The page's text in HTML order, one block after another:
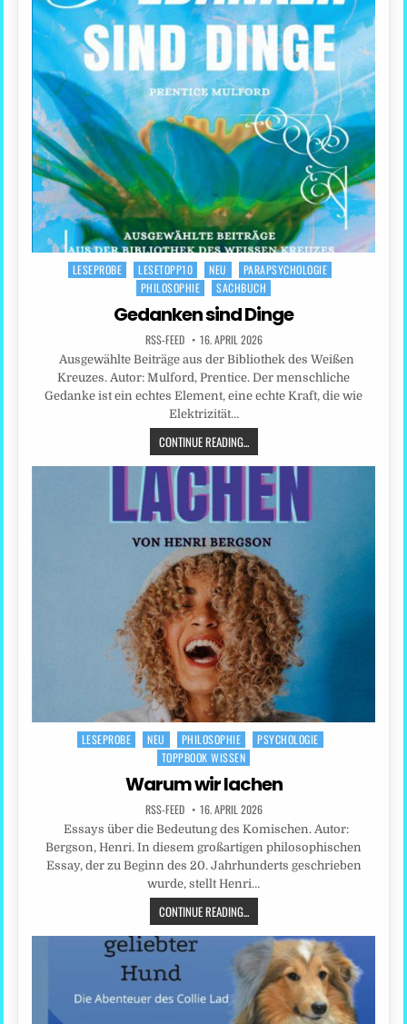
Posted
LESEPROBE LESETOPP10 NEU
PARAPSYCHOLOGIE
PHILOSOPHIE
SACHBUCH
Gedanken sind Dinge
RSS-FEED 16. APRIL 2026
Ausgewählte Beiträge aus der Bibliothek des Weißen
Kreuzes. Autor: Mulford, Prentice. Der menschliche
Gedanke ist ein echtes Element, eine echte Kraft, die wie
Elektrizität…
CONTINUE READING...
Posted
LESEPROBE NEU PHILOSOPHIE
PSYCHOLOGIE
TOPPBOOK WISSEN
Warum wir lachen
RSS-FEED 16. APRIL 2026
Essays über die Bedeutung des Komischen. Autor:
Bergson, Henri. In diesem großartigen philosophischen
Essay, der zu Beginn des 20. Jahrhunderts geschrieben
wurde, stellt Henri…
CONTINUE READING...